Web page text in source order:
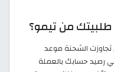
من تيمو؟
الشحنة موعد
رصيد حسابك بالعملة